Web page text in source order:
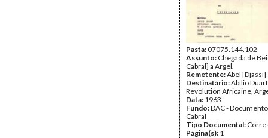
Pasta:07075.144.102
Assunto: Chegada de
Cabral] a Argel.
Remetente:Abel [Djassi]
Destinatário:Abílio
Revolution Africaine,
Data: 1963
Fundo:DAC -
Cabral
Tipo Documental:
Página(s): 1